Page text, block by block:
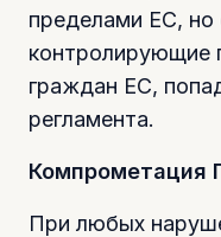
пределами ЕС,
контролирующие
граждан ЕС,
регламента.
Компрометация
При любых